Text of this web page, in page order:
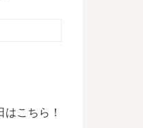
こちら！